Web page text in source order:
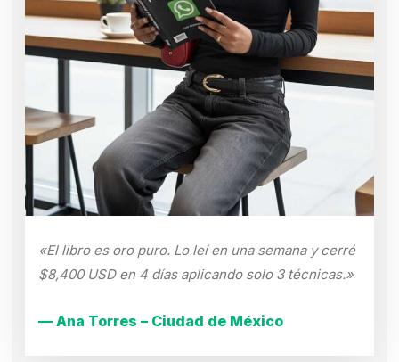
«El libro es oro puro. Lo leí en una semana y cerré
$8,400 USD en 4 días aplicando solo 3 técnicas.»
— Ana Torres – Ciudad de México